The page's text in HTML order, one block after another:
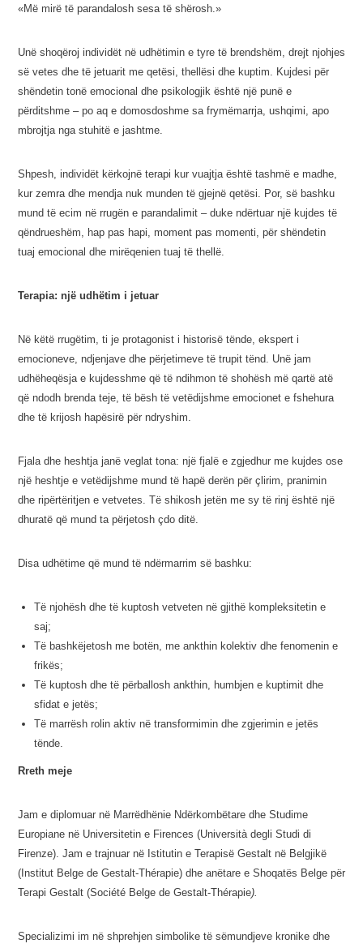
«Më mirë të parandalosh sesa të shërosh.»
Unë shoqëroj individët në udhëtimin e tyre të brendshëm, drejt njohjes
së vetes dhe të jetuarit me qetësi, thellësi dhe kuptim. Kujdesi për
shëndetin tonë emocional dhe psikologjik është një punë e
përditshme – po aq e domosdoshme sa frymëmarrja, ushqimi, apo
mbrojtja nga stuhitë e jashtme.
Shpesh, individët kërkojnë terapi kur vuajtja është tashmë e madhe,
kur zemra dhe mendja nuk munden të gjejnë qetësi. Por, së bashku
mund të ecim në rrugën e parandalimit – duke ndërtuar një kujdes të
qëndrueshëm, hap pas hapi, moment pas momenti, për shëndetin
tuaj emocional dhe mirëqenien tuaj të thellë.
Terapia: një udhëtim i jetuar
Në këtë rrugëtim, ti je protagonist i historisë tënde, ekspert i
emocioneve, ndjenjave dhe përjetimeve të trupit tënd. Unë jam
udhëheqësja e kujdesshme që të ndihmon të shohësh më qartë atë
që ndodh brenda teje, të bësh të vetëdijshme emocionet e fshehura
dhe të krijosh hapësirë për ndryshim.
Fjala dhe heshtja janë veglat tona: një fjalë e zgjedhur me kujdes ose
një heshtje e vetëdijshme mund të hapë derën për çlirim, pranimin
dhe ripërtëritjen e vetvetes. Të shikosh jetën me sy të rinj është një
dhuratë që mund ta përjetosh çdo ditë.
Disa udhëtime që mund të ndërmarrim së bashku:
Të njohësh dhe të kuptosh vetveten në gjithë kompleksitetin e
saj;
Të bashkëjetosh me botën, me ankthin kolektiv dhe fenomenin e
frikës;
Të kuptosh dhe të përballosh ankthin, humbjen e kuptimit dhe
sfidat e jetës;
Të marrësh rolin aktiv në transformimin dhe zgjerimin e jetës
tënde.
Rreth meje
Jam e diplomuar në Marrëdhënie Ndërkombëtare dhe Studime
Europiane në Universitetin e Firences (Università degli Studi di
Firenze). Jam e trajnuar në Istitutin e Terapisë Gestalt në Belgjikë
(Institut Belge de Gestalt-Thérapie) dhe anëtare e Shoqatës Belge për
Terapi Gestalt (Société Belge de Gestalt-Thérapie).
Specializimi im në shprehjen simbolike të sëmundjeve kronike dhe